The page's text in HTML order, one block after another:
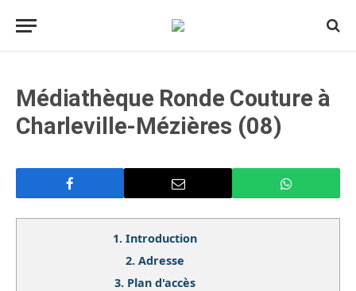
Médiathèque Ronde Couture à
Charleville-Mézières (08)
1. Introduction
2. Adresse
3. Plan d'accès